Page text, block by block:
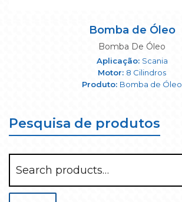
Bomba de Óleo
Bomba De Óleo
Scania
8 Cilindros
Bomba de Óleo
Pesquisa de produtos